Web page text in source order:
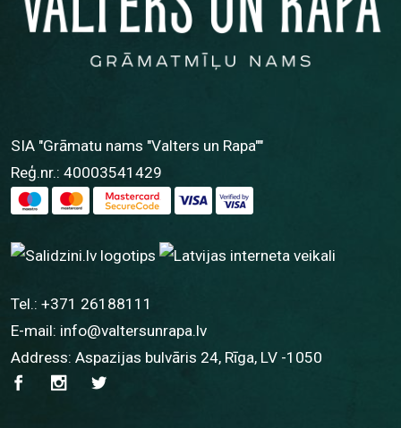
SIA "Grāmatu nams "Valters un Rapa""
Reģ.nr.: 40003541429
Tel.: +371 26188111
E-mail: info@valtersunrapa.lv
Address: Aspazijas bulvāris 24, Rīga, LV -1050